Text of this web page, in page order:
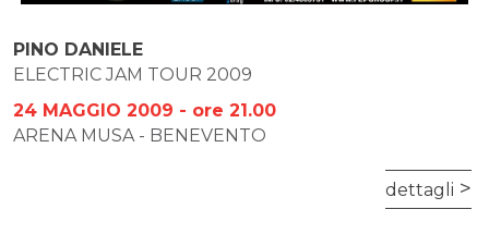
PINO DANIELE
ELECTRIC JAM TOUR 2009
24 MAGGIO 2009 - ore 21.00
ARENA MUSA - BENEVENTO
dettagli